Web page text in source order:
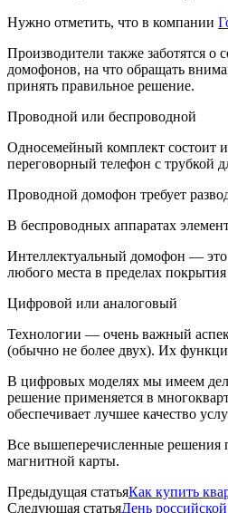
Нужно отметить, что в компании
Производители также заботятся
домофонов, на что обращать
принять правильное решение.
Проводной или беспроводной
Односемейный комплект состоит
переговорный телефон с трубкой
Проводной домофон требует
В беспроводных аппаратах
Интеллектуальный домофон —
любого места в пределах
Цифровой или аналоговый
Технологии — очень важный
(обычно не более двух). Их
В цифровых моделях мы имеем
решение применяется в
обеспечивает лучшее качество
Все вышеперечисленные решения
магнитной карты.
Предыдущая статьяКак купить
Следующая статьяДень